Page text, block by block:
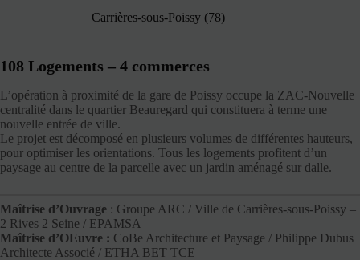
Carrières-sous-Poissy (78)
108 Logements – 4 commerces
L’opération à proximité de la gare de Poissy occupe la ZAC-Nouvelle
centralité dans le quartier Beauregard qui constituera à terme une
nouvelle entrée de ville.
Le projet est décomposé en plusieurs volumes de différentes hauteurs,
pour optimiser les orientations. Tous les logements profitent d’un
paysage au centre de la parcelle avec un jardin aménagé sur dalle.
Maîtrise d’Ouvrage : Groupe ARC / Ville de Carrières-sous-Poissy –
2 Rives 2 Seine / EPAMSA
Maîtrise d’OEuvre : CoBe Architecture et Paysage / Philippe Dubus
Architecte Associé / ETHA BET TCE